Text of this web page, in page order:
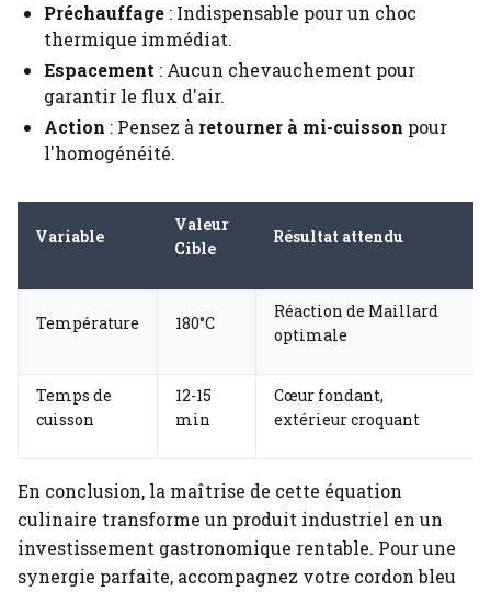
Préchauffage : Indispensable pour un choc
thermique immédiat.
Espacement : Aucun chevauchement pour
garantir le flux d'air.
Action : Pensez à retourner à mi-cuisson pour
l'homogénéité.
Variable
Valeur
Cible
Résultat attendu
Température 180°C
Réaction de Maillard
optimale
Temps de
cuisson
12-15
min
Cœur fondant,
extérieur croquant
En conclusion, la maîtrise de cette équation
culinaire transforme un produit industriel en un
investissement gastronomique rentable. Pour une
synergie parfaite, accompagnez votre cordon bleu